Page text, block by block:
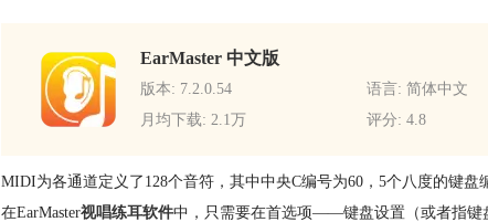
EarMaster 中文版
版本: 7.2.0.54 语言: 简体中文
月均下载: 2.1万
评分: 4.8
MIDI为各通道定义了128个音符，其中中央C编号为60，5个八度的键盘
在EarMaster视唱练耳软件中，只需要在首选项——键盘设置（或者指键